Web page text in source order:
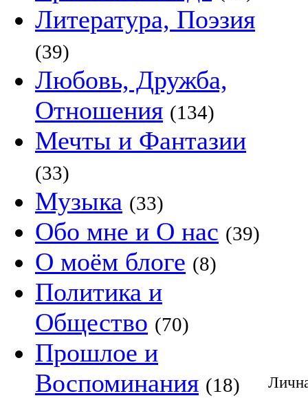
Литература, Поэзия
(39)
Любовь, Дружба,
Отношения (134)
Мечты и Фантазии
(33)
Музыка (33)
Обо мне и О нас (39)
О моём блоге (8)
Политика и
Общество (70)
Прошлое и
Воспоминания (18)